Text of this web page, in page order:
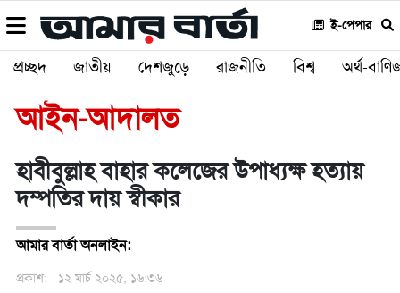
ই-পেপার
প্রচ্ছদ জাতীয় দেশজুড়ে রাজনীতি বিশ্ব অর্থ-
আইন-আদালত
হাবীবুল্লাহ বাহার কলেজের উপাধ্যক্ষ হত্যায়
দম্পতির দায় স্বীকার
আমার বার্তা অনলাইন:
প্রকাশ: ১২ মার্চ ২০২৫, ১৬:৩৬